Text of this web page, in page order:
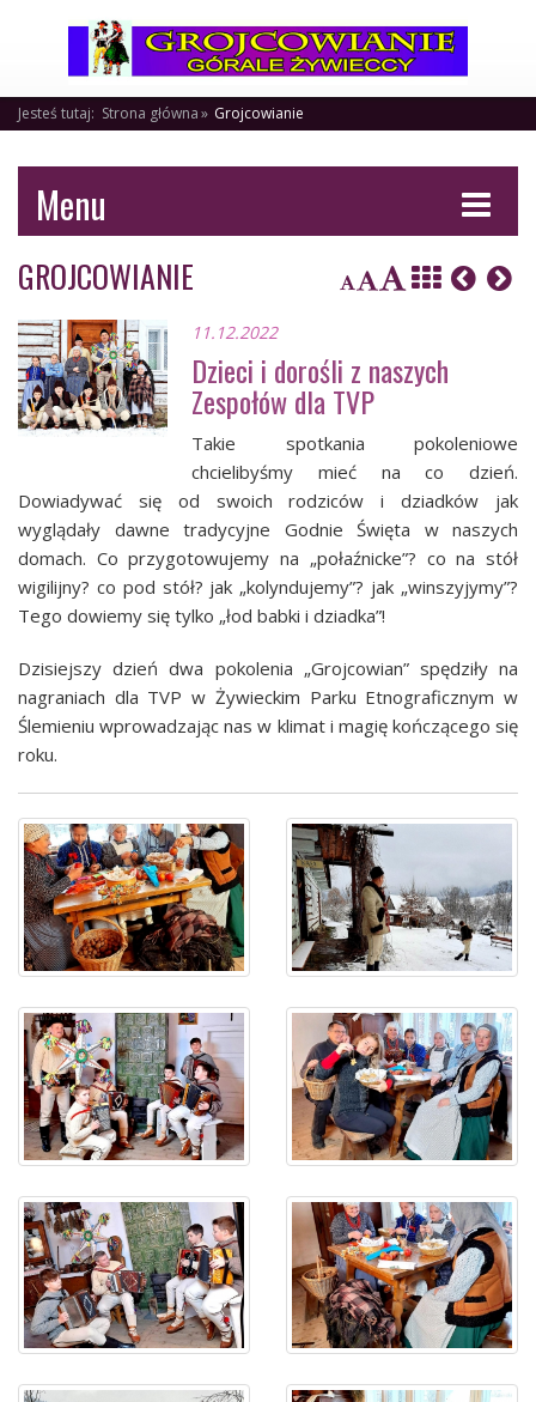
Jesteś tutaj: Strona główna Grojcowianie
Menu
GROJCOWIANIE
11.12.2022
Dzieci i dorośli z naszych
Zespołów dla TVP
Takie spotkania pokoleniowe
chcielibyśmy mieć na co dzień.
Dowiadywać się od swoich rodziców i dziadków jak
wyglądały dawne tradycyjne Godnie Święta w naszych
domach. Co przygotowujemy na „połaźnicke”? co na stół
wigilijny? co pod stół? jak „kolyndujemy”? jak „winszyjymy”?
Tego dowiemy się tylko „łod babki i dziadka”!
Dzisiejszy dzień dwa pokolenia „Grojcowian” spędziły na
nagraniach dla TVP w Żywieckim Parku Etnograficznym w
Ślemieniu wprowadzając nas w klimat i magię kończącego się
roku.